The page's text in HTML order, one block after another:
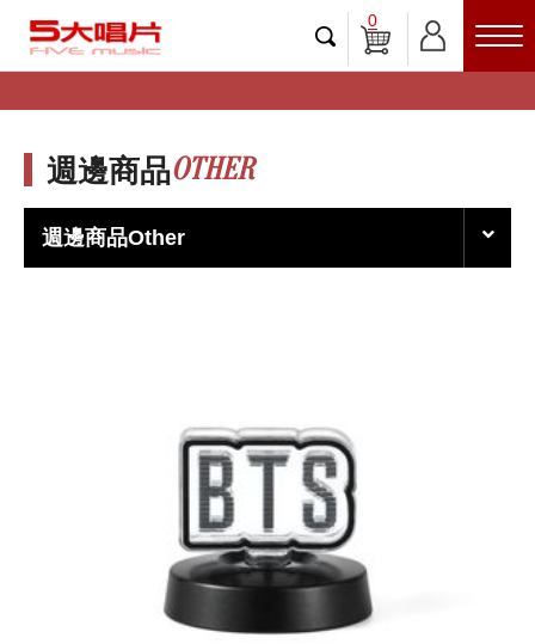
0
週邊商品OTHER
週邊商品Other